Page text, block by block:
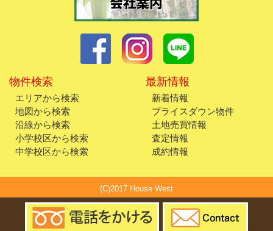
物件検索
エリアから検索
地図から検索
沿線から検索
小学校区から検索
中学校区から検索
最新情報
新着情報
プライスダウン物件
土地売買情報
査定情報
成約情報
(C)2017 House West